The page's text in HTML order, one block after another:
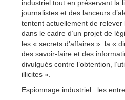
industriel tout en préservant la
journalistes et des lanceurs
tentent actuellement de relever
dans le cadre d’un projet de
les « secrets d’affaires »: la «
des savoir-faire et des
divulgués contre l’obtention,
illicites ».
Espionnage industriel : les